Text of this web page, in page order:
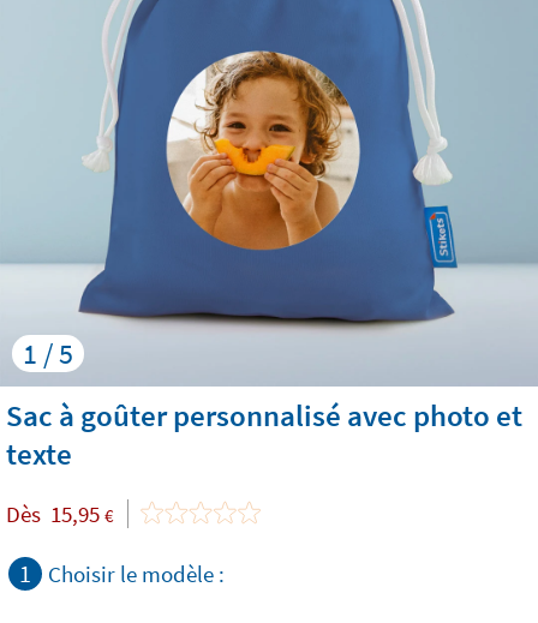
1 / 5
Sac à goûter personnalisé avec photo et
texte
Dès 15,95 €
1 Choisir le modèle :